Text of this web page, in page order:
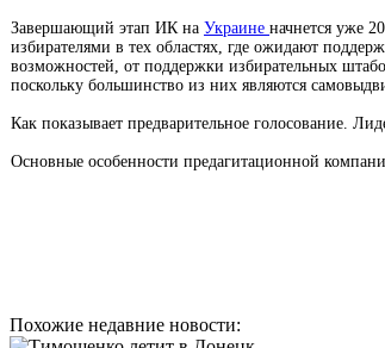
Завершающий этап ИК на Украине начнется уже
избирателями в тех областях, где ожидают
возможностей, от поддержки избирательных
поскольку большинство из них являются
Как показывает предварительное голосование.
Основные особенности предагитационной
Похожие недавние новости: